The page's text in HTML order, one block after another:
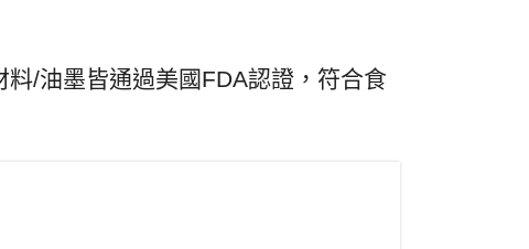
/油墨皆通過美國FDA認證，符合食